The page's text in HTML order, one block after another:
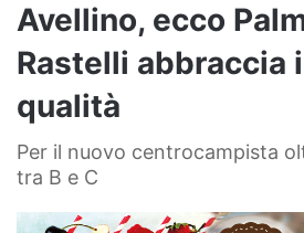
Avellino, ecco
Rastelli abbraccia
qualità
Per il nuovo centrocampista
tra B e C